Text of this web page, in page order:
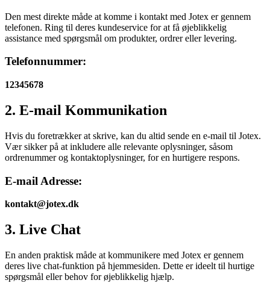
Den mest direkte måde at komme i kontakt med Jotex er gennem
telefonen. Ring til deres kundeservice for at få øjeblikkelig
assistance med spørgsmål om produkter, ordrer eller levering.
Telefonnummer:
12345678
2. E-mail Kommunikation
Hvis du foretrækker at skrive, kan du altid sende en e-mail til Jotex.
Vær sikker på at inkludere alle relevante oplysninger, såsom
ordrenummer og kontaktoplysninger, for en hurtigere respons.
E-mail Adresse:
kontakt@jotex.dk
3. Live Chat
En anden praktisk måde at kommunikere med Jotex er gennem
deres live chat-funktion på hjemmesiden. Dette er ideelt til hurtige
spørgsmål eller behov for øjeblikkelig hjælp.